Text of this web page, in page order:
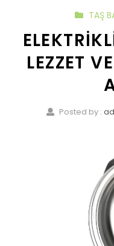
TAŞ
LEZZET
Posted by :